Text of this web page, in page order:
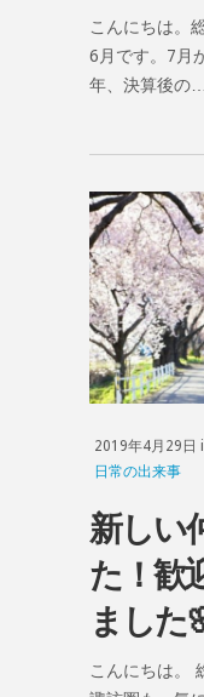
こんにちは。
6月です。7月
年、決算後の…
2019年4月29日
日常の出来事
新しい
た！歓
ました
こんにちは。